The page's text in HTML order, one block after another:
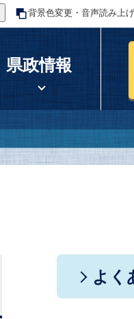
背景色変更・音声読み上げ
県政情報
よく